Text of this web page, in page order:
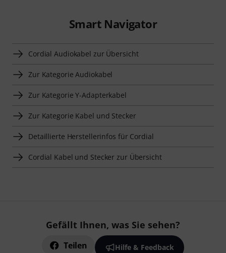
Smart Navigator
Cordial Audiokabel zur Übersicht
Zur Kategorie Audiokabel
Zur Kategorie Y-Adapterkabel
Zur Kategorie Kabel und Stecker
Detaillierte Herstellerinfos für Cordial
Cordial Kabel und Stecker zur Übersicht
Gefällt Ihnen, was Sie sehen?
Teilen Hilfe & Feedback